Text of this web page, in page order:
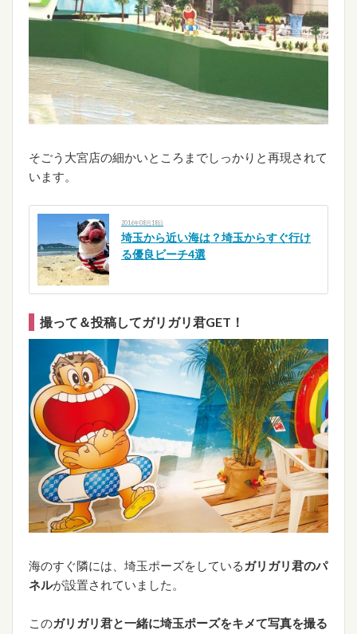
そごう大宮店の細かいところまでしっかりと再現されて
います。
2016年08月18日
埼玉から近い海は？埼玉からすぐ行け
る優良ビーチ4選
撮って＆投稿してガリガリ君GET！
海のすぐ隣には、埼玉ポーズをしている ガリガリ君のパ
ネルが設置されていました。
このガリガリ君と一緒に埼玉ポーズをキメて写真を撮る